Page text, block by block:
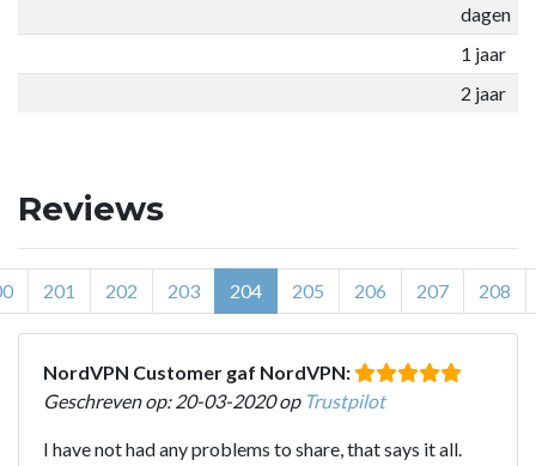
dagen
1 jaar
2 jaar
Reviews
201 202 203 204 205 206 207 208
NordVPN Customer gaf NordVPN:
Geschreven op: 20-03-2020 op Trustpilot
I have not had any problems to share, that says it all.